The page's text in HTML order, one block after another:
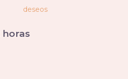
deseos
horas